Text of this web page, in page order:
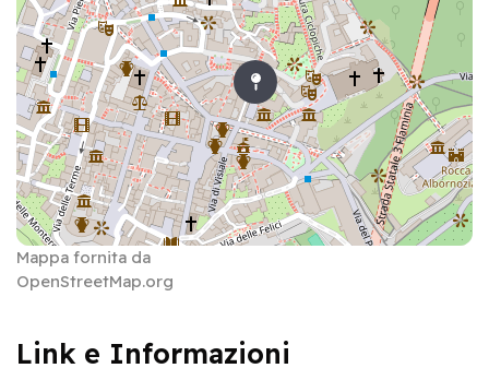
Mappa fornita da
OpenStreetMap.org
Link e Informazioni